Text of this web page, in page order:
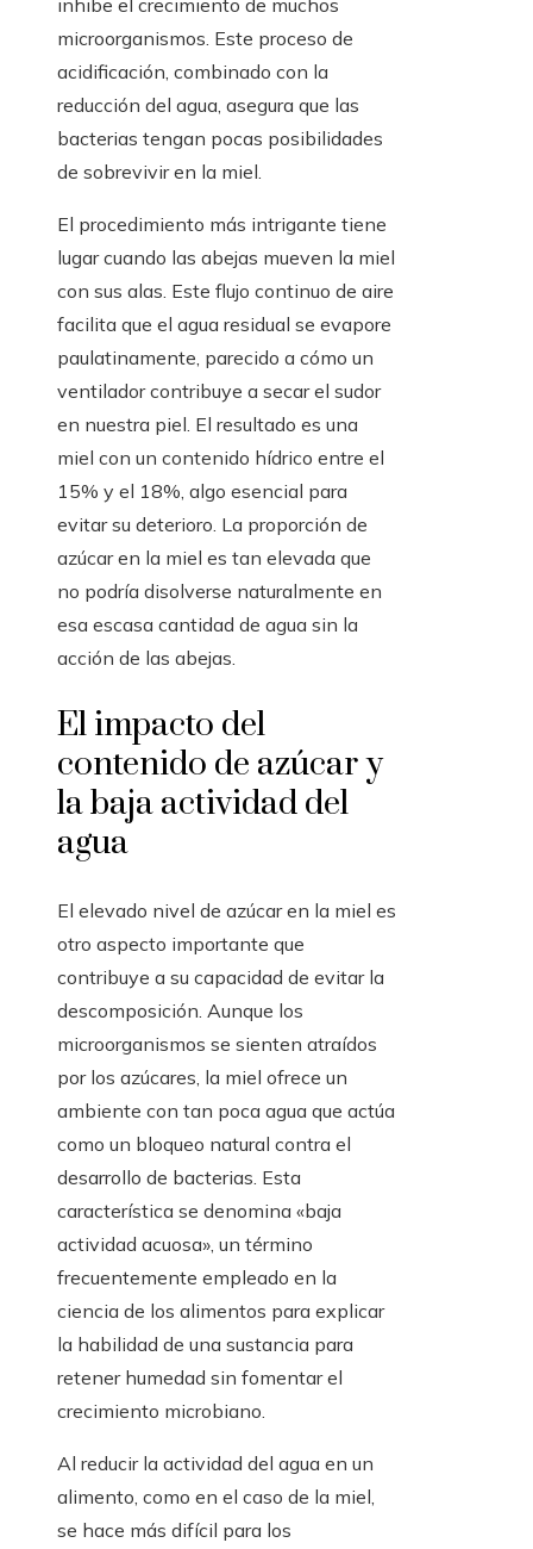
microorganismos. Este proceso de
acidificación, combinado con la
reducción del agua, asegura que las
bacterias tengan pocas posibilidades
de sobrevivir en la miel.
El procedimiento más intrigante tiene
lugar cuando las abejas mueven la miel
con sus alas. Este flujo continuo de aire
facilita que el agua residual se evapore
paulatinamente, parecido a cómo un
ventilador contribuye a secar el sudor
en nuestra piel. El resultado es una
miel con un contenido hídrico entre el
15% y el 18%, algo esencial para
evitar su deterioro. La proporción de
azúcar en la miel es tan elevada que
no podría disolverse naturalmente en
esa escasa cantidad de agua sin la
acción de las abejas.
El impacto del
contenido de azúcar y
la baja actividad del
agua
El elevado nivel de azúcar en la miel es
otro aspecto importante que
contribuye a su capacidad de evitar la
descomposición. Aunque los
microorganismos se sienten atraídos
por los azúcares, la miel ofrece un
ambiente con tan poca agua que actúa
como un bloqueo natural contra el
desarrollo de bacterias. Esta
característica se denomina «baja
actividad acuosa», un término
frecuentemente empleado en la
ciencia de los alimentos para explicar
la habilidad de una sustancia para
retener humedad sin fomentar el
crecimiento microbiano.
Al reducir la actividad del agua en un
alimento, como en el caso de la miel,
se hace más difícil para los